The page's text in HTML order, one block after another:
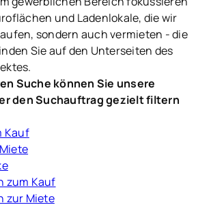
und Ladenlokale, die wir
sondern auch vermieten - die
Sie auf den Unterseiten des
Suche können Sie unsere
den Suchauftrag gezielt filtern
Kauf
zum Kauf
zur Miete